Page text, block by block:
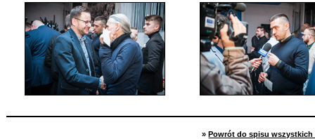
» Powrót do spisu wszystkich